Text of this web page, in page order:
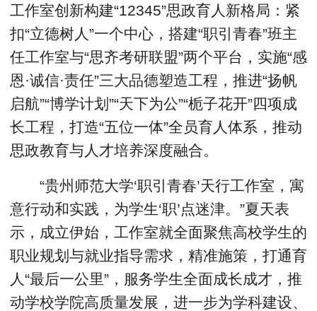
工作室创新构建“12345”思政育人新格局：紧
扣“立德树人”一个中心，搭建“职引青春”班主
任工作室与“思齐考研联盟”两个平台，实施“感
恩·诚信·责任”三大品德塑造工程，推进“扬帆
启航”“博学计划”“天下为公”“栀子花开”四项成
长工程，打造“五位一体”全员育人体系，推动
思政教育与人才培养深度融合。
“贵州师范大学‘职引青春’天行工作室，寓
意行动和实践，为学生‘职’点迷津。”夏天表
示，成立伊始，工作室就全面聚焦高校学生的
职业规划与就业指导需求，精准施策，打通育
人“最后一公里”，服务学生全面成长成才，推
动学校学院高质量发展，进一步为学科建设、